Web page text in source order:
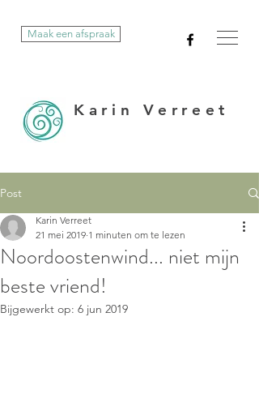
Maak een afspraak
Karin Verreet
Post
Noordoostenwind... niet mijn
beste vriend!
Karin Verreet
21 mei 2019 1 minuten om te lezen
Bijgewerkt op: 6 jun 2019